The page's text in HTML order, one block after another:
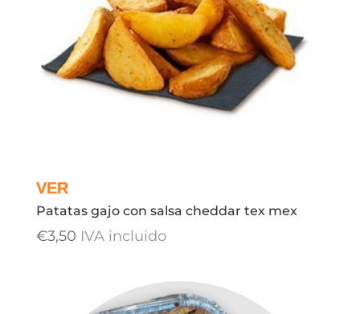
Patatas gajo con salsa cheddar tex mex
€3,50 IVA incluido